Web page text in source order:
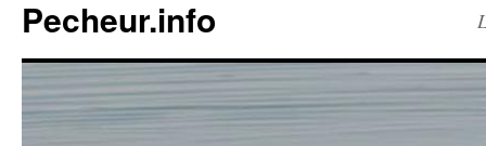
Pecheur.info